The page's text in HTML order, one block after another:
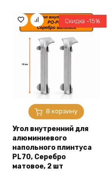
1960,00 ₽.
В корзину
Скидка -15%
Угол внутренний для
алюминиевого
напольного плинтуса
PL70, Серебро
матовое, 2 шт